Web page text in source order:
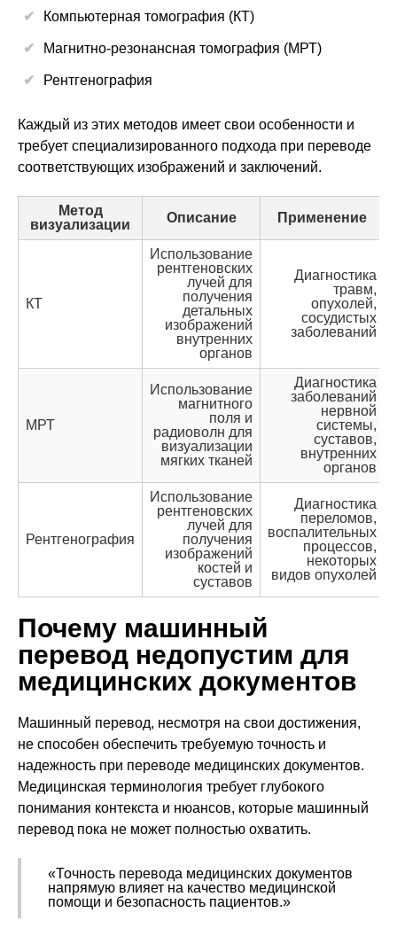
Компьютерная томография (КТ)
Магнитно-резонансная томография (МРТ)
Рентгенография
Каждый из этих методов имеет свои особенности и
требует специализированного подхода при переводе
соответствующих изображений и заключений.
Метод
визуализации
Описание Применение
КТ
Использование
рентгеновских
лучей для
получения
детальных
изображений
внутренних
органов
Диагностика
травм,
опухолей,
сосудистых
заболеваний
МРТ
Использование
магнитного
поля и
радиоволн для
визуализации
мягких тканей
Диагностика
заболеваний
нервной
системы,
суставов,
внутренних
органов
Рентгенография
Использование
рентгеновских
лучей для
получения
изображений
костей и
суставов
Диагностика
переломов,
воспалительных
процессов,
некоторых
видов опухолей
Почему машинный
перевод недопустим для
медицинских документов
Машинный перевод, несмотря на свои достижения,
не способен обеспечить требуемую точность и
надежность при переводе медицинских документов.
Медицинская терминология требует глубокого
понимания контекста и нюансов, которые машинный
перевод пока не может полностью охватить.
«Точность перевода медицинских документов
напрямую влияет на качество медицинской
помощи и безопасность пациентов.»